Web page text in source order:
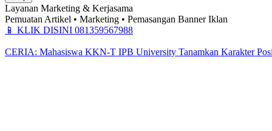
Layanan Marketing & Kerjasama
Pemuatan Artikel • Marketing • Pemasangan Banner Iklan
📱 KLIK DISINI 081359567988
CERIA: Mahasiswa KKN-T IPB University Tanamkan Karakter